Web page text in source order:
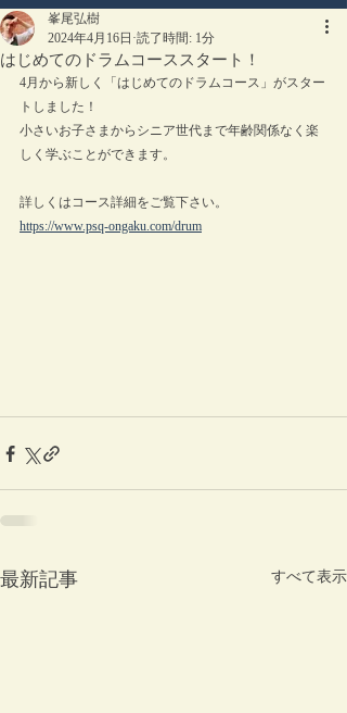
はじめてのドラムコーススタート！
峯尾弘樹
2024年4月16日 読了時間: 1分
4月から新しく「はじめてのドラムコース」がスター
トしました！
小さいお子さまからシニア世代まで年齢関係なく楽
しく学ぶことができます。
詳しくはコース詳細をご覧下さい。
https://www.psq-ongaku.com/drum
最新記事 すべて表示